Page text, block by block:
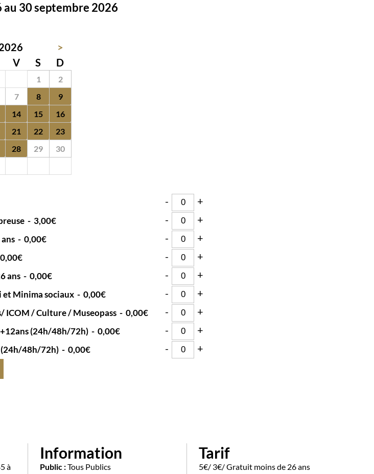
au 30 septembre 2026
>
V S D
1
2
7 8
9
14 15
16
21 22
23
28 29
30
- +
- 3,00€ - +
-0,00€ - +
0,00€ - +
ans -0,00€ - +
et Minima sociaux -0,00€ - +
ICOM / Culture / Museopass -0,00€ - +
(24h/48h/72h) -0,00€ - +
(24h/48h/72h) -0,00€ - +
à
Information
Public :Tous Publics
Tarif
5€/ 3€/ Gratuit moins de 26 ans